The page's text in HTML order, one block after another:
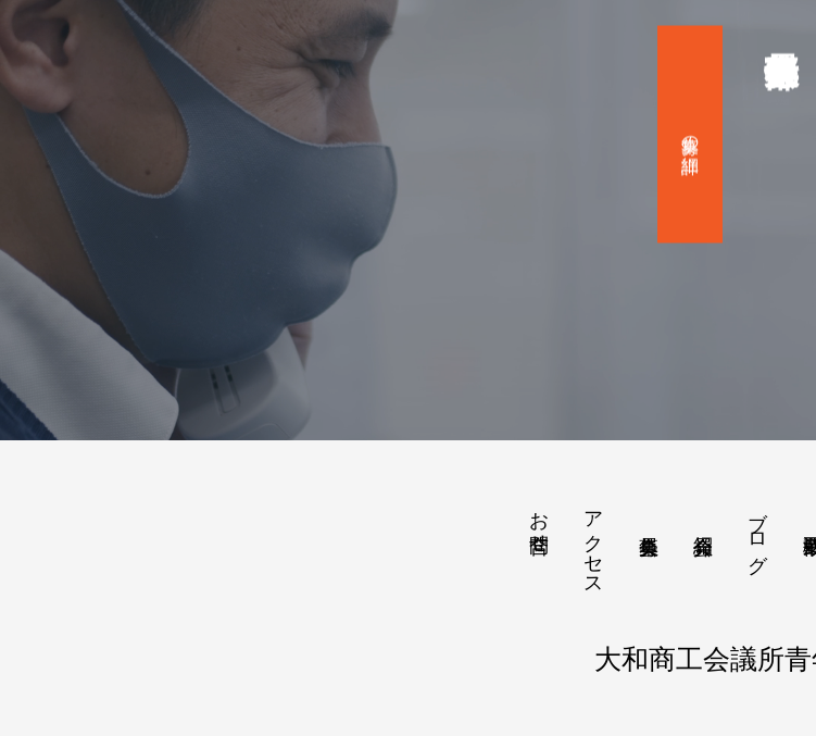
募集の詳細
ブログ
アクセス
お問合せ
大和商工会議所